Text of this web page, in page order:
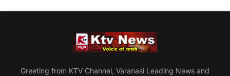
Greeting from KTV Channel, Varanasi Leading News and